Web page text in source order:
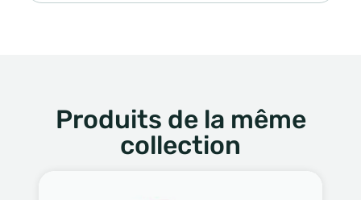
Produits de la même
collection